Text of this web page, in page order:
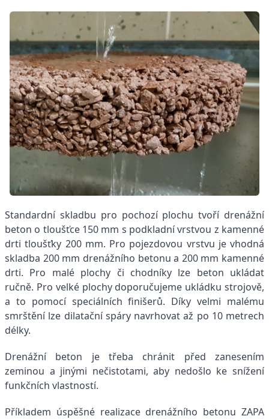
Standardní skladbu pro pochozí plochu tvoří drenážní
beton o tloušťce 150 mm s podkladní vrstvou z kamenné
drti tloušťky 200 mm. Pro pojezdovou vrstvu je vhodná
skladba 200 mm drenážního betonu a 200 mm kamenné
drti. Pro malé plochy či chodníky lze beton ukládat
ručně. Pro velké plochy doporučujeme ukládku strojově,
a to pomocí speciálních finišerů. Díky velmi malému
smrštění lze dilatační spáry navrhovat až po 10 metrech
délky.
Drenážní beton je třeba chránit před zanesením
zeminou a jinými nečistotami, aby nedošlo ke snížení
funkčních vlastností.
Příkladem úspěšné realizace drenážního betonu ZAPA